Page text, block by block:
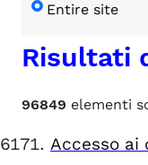
Entire site
Risultati
96849 elementi
Accesso